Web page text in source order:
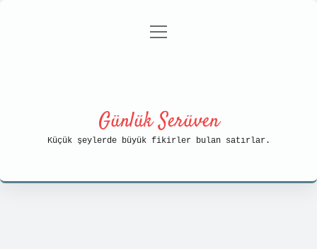
Gizlilik Politikası
menüyü
Günlük Serüven
Küçük şeylerde büyük fikirler bulan satırlar.